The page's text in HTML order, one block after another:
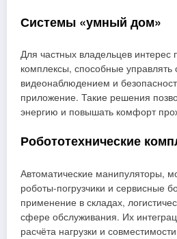
Системы «умный дом»
Для частных владельцев интерес
комплексы, способные
видеонаблюдением и
приложение. Такие решения
энергию и повышать комфорт
Робототехнические
Автоматические манипуляторы,
роботы‑погрузчики и сервисные
применение в складах,
сфере обслуживания. Их
расчёта нагрузки и